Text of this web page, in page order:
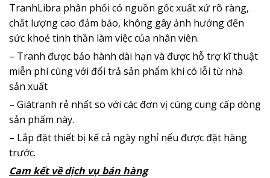
TranhLibra phân phối có nguồn gốc xuất xứ rõ ràng,
chất lượng cao đảm bảo, không gây ảnh hưởng đến
sức khoẻ tinh thần làm việc của nhân viên.
– Tranh được bảo hành dài hạn và được hỗ trợ kĩ thuật
miễn phí cùng với đổi trả sản phẩm khi có lỗi từ nhà
sản xuất
– Giátranh rẻ nhất so với các đơn vị cùng cung cấp dòng
sản phẩm này.
– Lắp đặt thiết bị kể cả ngày nghỉ nếu được đặt hàng
trước.
Cam kết về dịch vụ bán hàng